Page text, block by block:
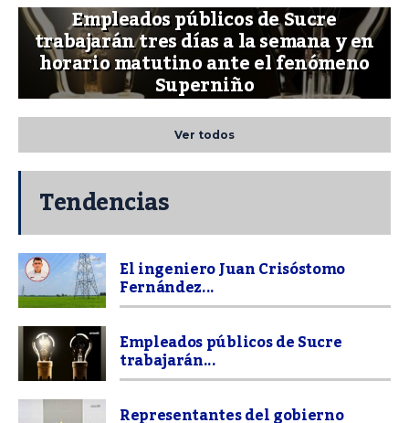
Empleados públicos de Sucre
trabajarán tres días a la semana y en
horario matutino ante el fenómeno
Superniño
Ver todos
Tendencias
El ingeniero Juan Crisóstomo
Fernández...
Empleados públicos de Sucre
trabajarán...
Representantes del gobierno